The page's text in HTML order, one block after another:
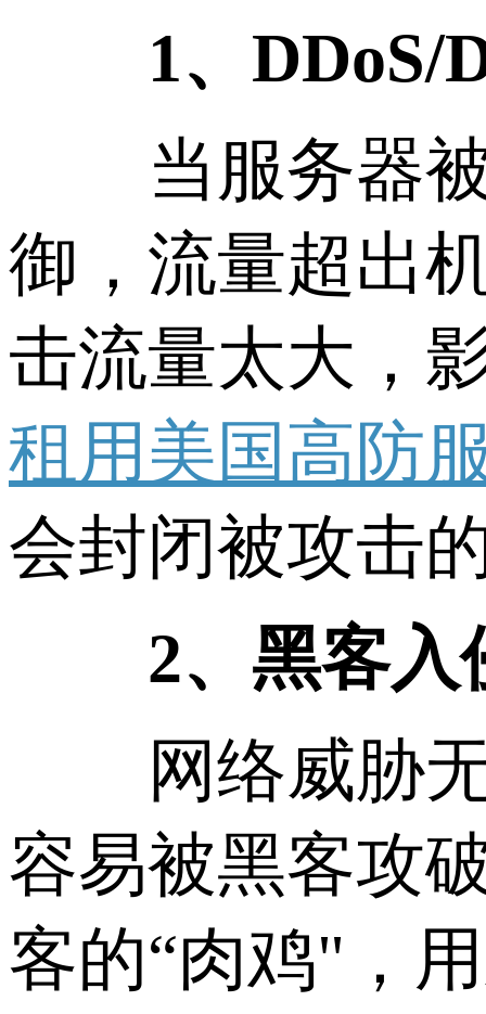
1、DDoS/
当服务器被
御，流量超出
击流量太大，
租用美国高防
会封闭被攻击
2、黑客入
网络威胁无
容易被黑客攻
客的“肉鸡"，